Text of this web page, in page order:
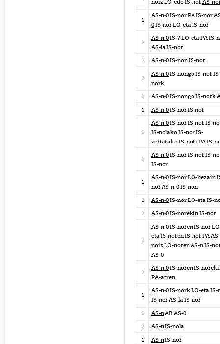
noiz LO-edo IS-norAS-
1
AS-n-0 IS-nor PA IS-nor
0IS-nor LO-eta IS-nor
1
AS-n-0IS-? LO-eta PA IS-
AS-la IS-nor
1
AS-n-0IS-non IS-nor
1
AS-n-0IS-nongo IS-nor IS-
nork
1
AS-n-0IS-nongo IS-nork
1
AS-n-0IS-nor IS-nor
1
AS-n-0IS-nor IS-nor IS-
IS-nolako IS-nor IS-
zertarako IS-nori PA IS-
1
AS-n-0IS-nor IS-nor IS-
IS-nor
1
AS-n-0IS-nor LO-bezain
nor AS-n-0 IS-non
1
AS-n-0IS-nor LO-eta IS-
1
AS-n-0IS-norekin IS-nor
1
AS-n-0IS-noren IS-nor
eta IS-noren IS-nor PA AS-
noiz LO-noren AS-n IS-
AS-0
1
AS-n-0IS-noren IS-
PA-arren
1
AS-n-0IS-nork LO-eta IS-
IS-nor AS-la IS-nor
1
AS-nAB AS-0
1
AS-nIS-nola
1
AS-nIS-nor